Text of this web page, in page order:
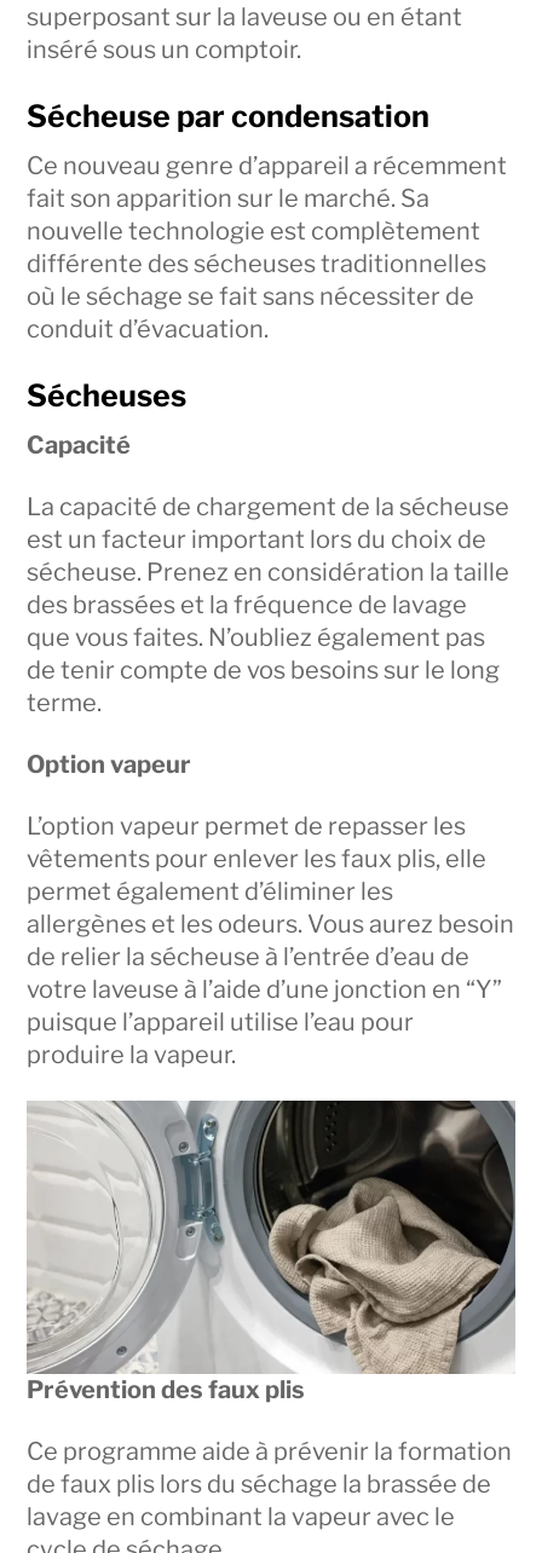
superposant sur la laveuse ou en étant
inséré sous un comptoir.
Sécheuse par condensation
Ce nouveau genre d’appareil a récemment
fait son apparition sur le marché. Sa
nouvelle technologie est complètement
différente des sécheuses traditionnelles
où le séchage se fait sans nécessiter de
conduit d’évacuation.
Sécheuses
Capacité
La capacité de chargement de la sécheuse
est un facteur important lors du choix de
sécheuse. Prenez en considération la taille
des brassées et la fréquence de lavage
que vous faites. N’oubliez également pas
de tenir compte de vos besoins sur le long
terme.
Option vapeur
L’option vapeur permet de repasser les
vêtements pour enlever les faux plis, elle
permet également d’éliminer les
allergènes et les odeurs. Vous aurez besoin
de relier la sécheuse à l’entrée d’eau de
votre laveuse à l’aide d’une jonction en “Y”
puisque l’appareil utilise l’eau pour
produire la vapeur.
Prévention des faux plis
Ce programme aide à prévenir la formation
de faux plis lors du séchage la brassée de
lavage en combinant la vapeur avec le